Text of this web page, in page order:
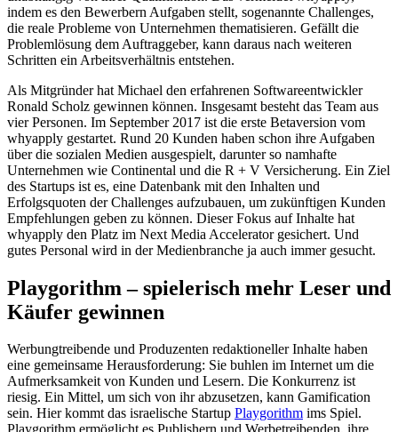
indem es den Bewerbern Aufgaben stellt, sogenannte Challenges,
die reale Probleme von Unternehmen thematisieren. Gefällt die
Problemlösung dem Auftraggeber, kann daraus nach weiteren
Schritten ein Arbeitsverhältnis entstehen.
Als Mitgründer hat Michael den erfahrenen Softwareentwickler
Ronald Scholz gewinnen können. Insgesamt besteht das Team aus
vier Personen. Im September 2017 ist die erste Betaversion vom
whyapply gestartet. Rund 20 Kunden haben schon ihre Aufgaben
über die sozialen Medien ausgespielt, darunter so namhafte
Unternehmen wie Continental und die R + V Versicherung. Ein Ziel
des Startups ist es, eine Datenbank mit den Inhalten und
Erfolgsquoten der Challenges aufzubauen, um zukünftigen Kunden
Empfehlungen geben zu können. Dieser Fokus auf Inhalte hat
whyapply den Platz im Next Media Accelerator gesichert. Und
gutes Personal wird in der Medienbranche ja auch immer gesucht.
Playgorithm – spielerisch mehr Leser und
Käufer gewinnen
Werbungtreibende und Produzenten redaktioneller Inhalte haben
eine gemeinsame Herausforderung: Sie buhlen im Internet um die
Aufmerksamkeit von Kunden und Lesern. Die Konkurrenz ist
riesig. Ein Mittel, um sich von ihr abzusetzen, kann Gamification
sein. Hier kommt das israelische Startup Playgorithm ims Spiel.